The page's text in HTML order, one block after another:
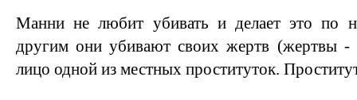
Манни не любит убивать и делает это по
другим они убивают своих жертв (жертвы -
лицо одной из местных проституток.